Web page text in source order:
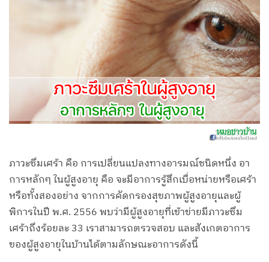
ภาวะซึมเศร้า คือ การเปลี่ยนแปลงทางอารมณ์ชนิดหนึ่ง อา
การหลักๆ ในผู้สูงอายุ คือ จะมีอาการรู้สึกเบื่อหน่ายหรือเศร้า
หรือทั้งสองอย่าง จากการคัดกรองสุขภาพผู้สูงอายุและผู้
พิการในปี พ.ศ. 2556 พบว่ามีผู้สูงอายุที่เข้าข่ายมีภาวะซึม
เศร้าถึงร้อยละ 33 เราสามารถตรวจสอบ และสังเกตอาการ
ของผู้สูงอายุในบ้านได้ตามลักษณะอาการดังนี้